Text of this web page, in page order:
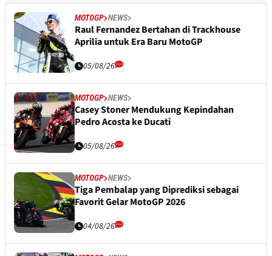
MOTOGP NEWS
Raul Fernandez Bertahan di Trackhouse
Aprilia untuk Era Baru MotoGP
05/08/26
MOTOGP NEWS
Casey Stoner Mendukung Kepindahan
Pedro Acosta ke Ducati
05/08/26
MOTOGP NEWS
Tiga Pembalap yang Diprediksi sebagai
Favorit Gelar MotoGP 2026
04/08/26